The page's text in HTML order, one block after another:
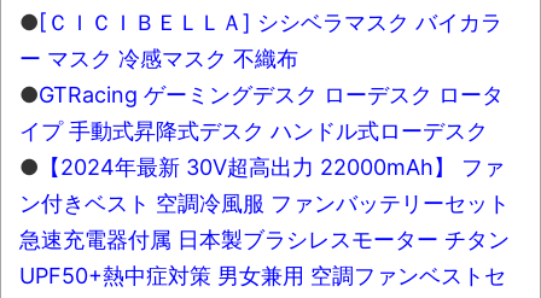
●[ＣＩＣＩＢＥＬＬＡ] シシベラマスク バイカラ
ー マスク 冷感マスク 不織布
●GTRacing ゲーミングデスク ローデスク ロータ
イプ 手動式昇降式デスク ハンドル式ローデスク
● 【2024年最新 30V超高出力 22000mAh】 ファ
ン付きベスト 空調冷風服 ファンバッテリーセット
急速充電器付属 日本製ブラシレスモーター チタン
UPF50+熱中症対策 男女兼用 空調ファンベストセ